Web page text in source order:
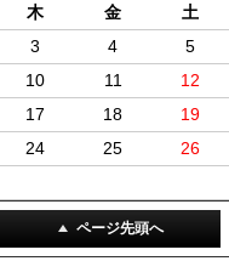
木 金
土
3 4
5
10 11
12
17 18
19
24 25
26
ページ先頭へ